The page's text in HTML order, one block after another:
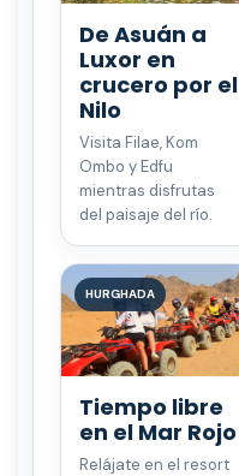
De Asuán a
Luxor en
crucero por el
Nilo
Visita Filae, Kom
Ombo y Edfu
mientras disfrutas
del paisaje del río.
HURGHADA
Tiempo libre
en el Mar Rojo
Relájate en el resort